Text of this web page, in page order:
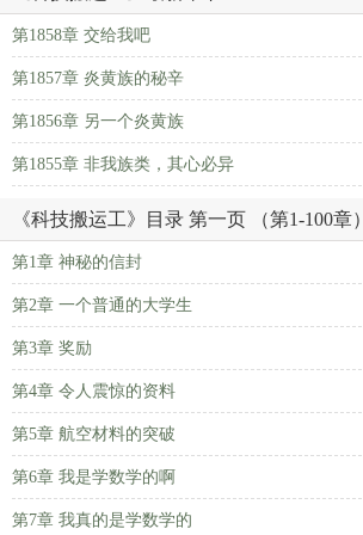
第1858章 交给我吧
第1857章 炎黄族的秘辛
第1856章 另一个炎黄族
第1855章 非我族类，其心必异
《科技搬运工》目录 第一页 （第1-100章）
第1章 神秘的信封
第2章 一个普通的大学生
第3章 奖励
第4章 令人震惊的资料
第5章 航空材料的突破
第6章 我是学数学的啊
第7章 我真的是学数学的